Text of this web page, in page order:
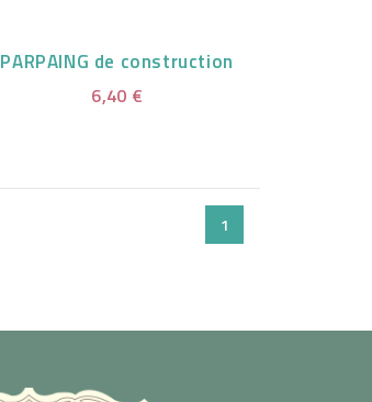
PARPAING de construction
6,40 €
1